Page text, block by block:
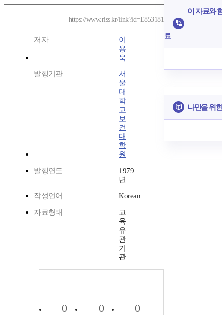
https://www.riss.kr/link?id=E853181
저자
이
용
욱
발행기관
서
울
대
학
교
보
건
대
학
원
발행연도
1979
년
작성언어 Korean
자료형태
교
육
유
관
기
관
0 0 0
이 자료와
료
나만을 위